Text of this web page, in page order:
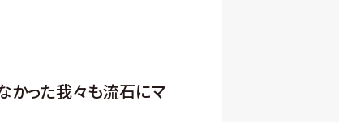
かった我々も流石にマ